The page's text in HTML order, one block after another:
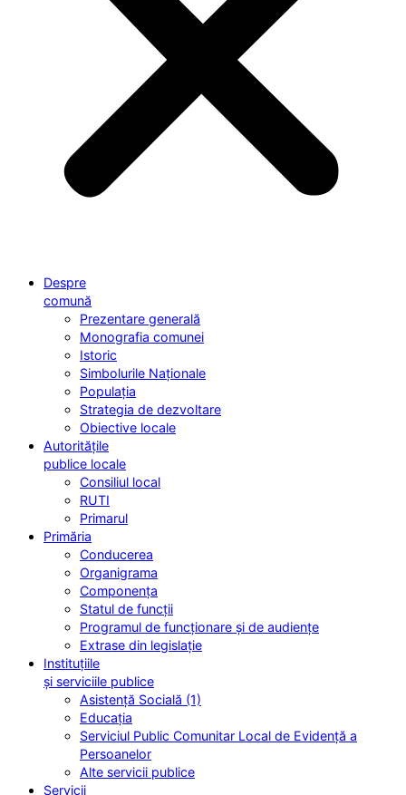
Despre
comună
Prezentare generală
Monografia comunei
Istoric
Simbolurile Naționale
Populația
Strategia de dezvoltare
Obiective locale
Autoritățile
publice locale
Consiliul local
RUTI
Primarul
Primăria
Conducerea
Organigrama
Componența
Statul de funcții
Programul de funcționare și de audiențe
Extrase din legislație
Instituțiile
și serviciile publice
Asistență Socială (1)
Educația
Serviciul Public Comunitar Local de Evidență a
Persoanelor
Alte servicii publice
Servicii